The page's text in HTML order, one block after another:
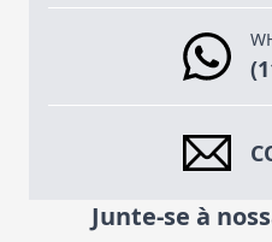
Junte-se à